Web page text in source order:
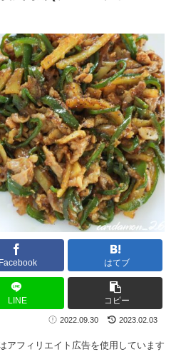
Facebook はてブ
LINE コピー
2022.09.30 2023.02.03
アフィリエイト広告を使用しています